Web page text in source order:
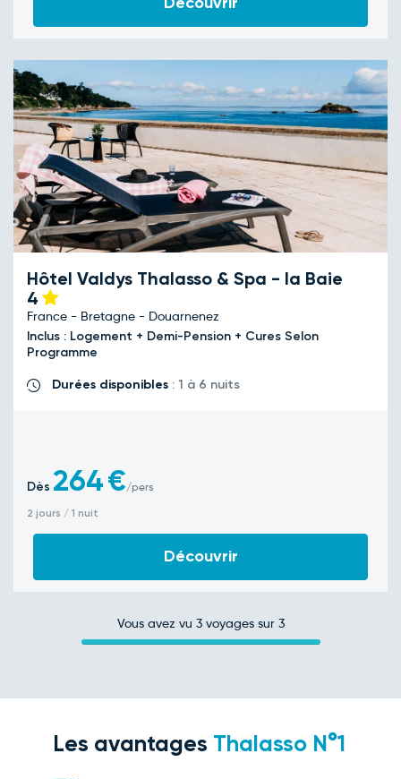
Hôtel Valdys Thalasso & Spa - la Baie
4
France - Bretagne - Douarnenez
Inclus : Logement + Demi-Pension + Cures Selon
Programme
Durées disponibles : 1 à 6 nuits
Dès 264€/pers
2 jours / 1 nuit
Découvrir
Vous avez vu 3voyages sur 3
Les avantages Thalasso N°1